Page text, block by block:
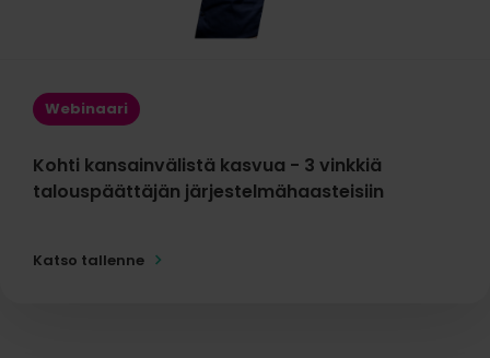
Webinaari
Kohti kansainvälistä kasvua - 3 vinkkiä
talouspäättäjän järjestelmähaasteisiin
Katso tallenne